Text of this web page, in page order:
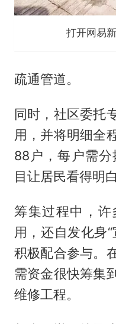
打开网易
疏通管道。
同时，社区委托
用，并将明细全
88户，每户需
目让居民看得明
筹集过程中，
用，还自发化身
积极配合参与。
需资金很快筹集
维修工程。